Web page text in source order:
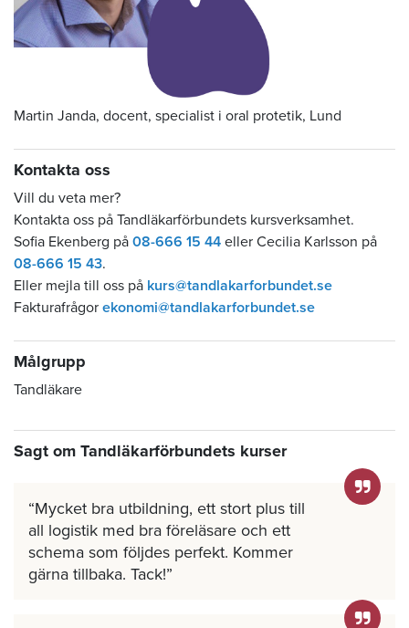
Martin Janda, docent, specialist i oral protetik, Lund
Kontakta oss
Vill du veta mer?
Kontakta oss på Tandläkarförbundets kursverksamhet.
Sofia Ekenberg på 08-666 15 44 eller Cecilia Karlsson på
08-666 15 43.
Eller mejla till oss på kurs@tandlakarforbundet.se
Fakturafrågor ekonomi@tandlakarforbundet.se
Målgrupp
Tandläkare
Sagt om Tandläkarförbundets kurser
Mycket bra utbildning, ett stort plus till
all logistik med bra föreläsare och ett
schema som följdes perfekt. Kommer
gärna tillbaka. Tack!